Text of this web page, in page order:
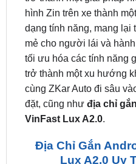
mẻ cho người lái và
tối ưu hóa các tính năng
trở thành một xu hướng
cùng ZKar Auto đi sâu
đặt, cũng nhưđịa chỉ
VinFast Lux A2.0 .
Địa Chỉ Gắn